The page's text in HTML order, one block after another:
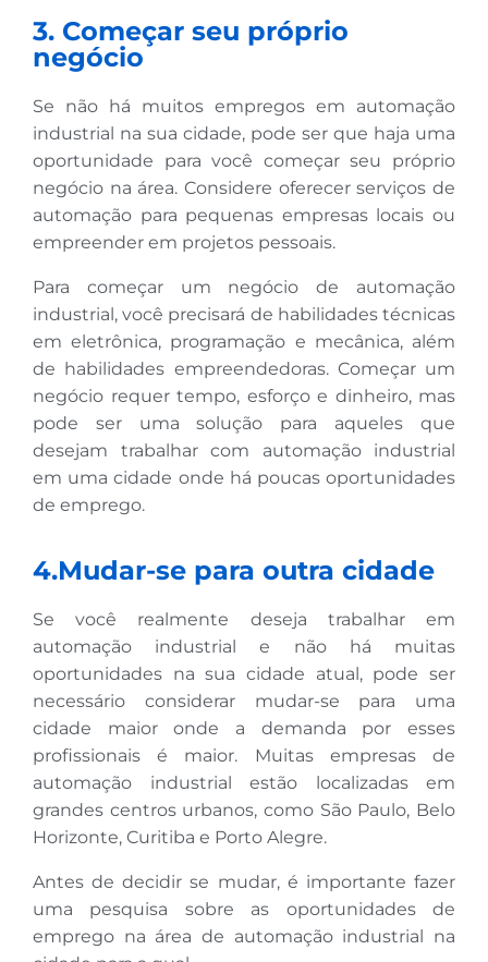
3. Começar seu próprio
negócio
Se não há muitos empregos em automação
industrial na sua cidade, pode ser que haja uma
oportunidade para você começar seu próprio
negócio na área. Considere oferecer serviços de
automação para pequenas empresas locais ou
empreender em projetos pessoais.
Para começar um negócio de automação
industrial, você precisará de habilidades técnicas
em eletrônica, programação e mecânica, além
de habilidades empreendedoras. Começar um
negócio requer tempo, esforço e dinheiro, mas
pode ser uma solução para aqueles que
desejam trabalhar com automação industrial
em uma cidade onde há poucas oportunidades
de emprego.
4.Mudar-se para outra cidade
Se você realmente deseja trabalhar em
automação industrial e não há muitas
oportunidades na sua cidade atual, pode ser
necessário considerar mudar-se para uma
cidade maior onde a demanda por esses
profissionais é maior. Muitas empresas de
automação industrial estão localizadas em
grandes centros urbanos, como São Paulo, Belo
Horizonte, Curitiba e Porto Alegre.
Antes de decidir se mudar, é importante fazer
uma pesquisa sobre as oportunidades de
emprego na área de automação industrial na